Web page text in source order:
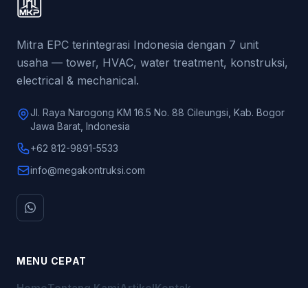
Mitra EPC terintegrasi Indonesia dengan 7 unit
usaha — tower, HVAC, water treatment, konstruksi,
electrical & mechanical.
Jl. Raya Narogong KM 16.5 No. 88 Cileungsi, Kab. Bogor
Jawa Barat, Indonesia
+62 812-9891-5533
info@megakontruksi.com
MENU CEPAT